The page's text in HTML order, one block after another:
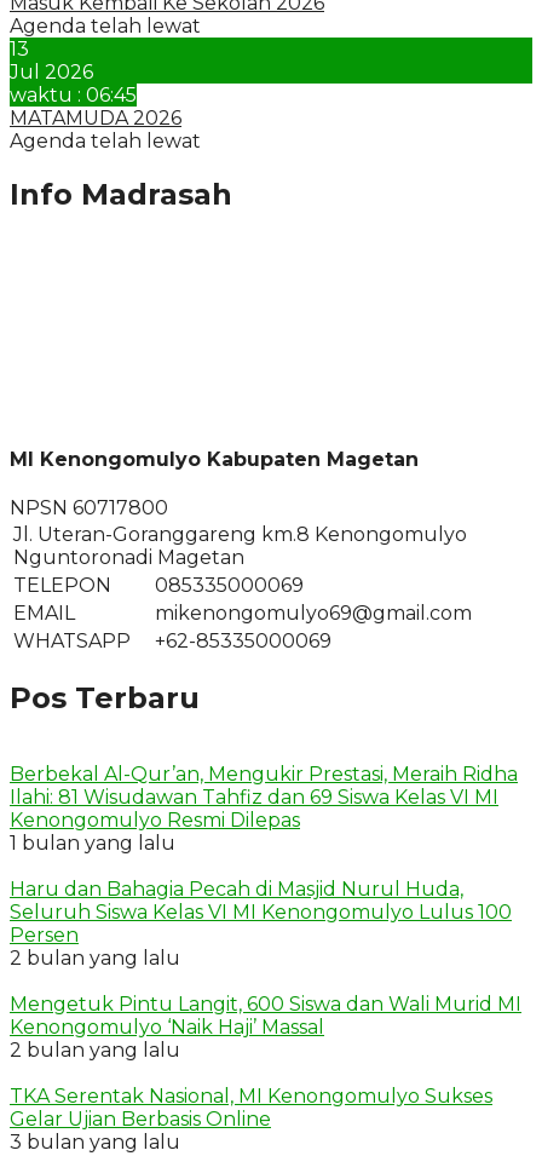
Agenda telah lewat
13
Jul 2026
waktu : 06:45
MATAMUDA 2026
Agenda telah lewat
Info Madrasah
MI Kenongomulyo Kabupaten Magetan
NPSN 60717800
Jl. Uteran-Goranggareng km.8 Kenongomulyo
Nguntoronadi Magetan
TELEPON
085335000069
EMAIL
mikenongomulyo69@gmail.com
WHATSAPP
+62-85335000069
Pos Terbaru
Berbekal Al-Qur’an, Mengukir Prestasi, Meraih Ridha
Ilahi: 81 Wisudawan Tahfiz dan 69 Siswa Kelas VI MI
Kenongomulyo Resmi Dilepas
1 bulan yang lalu
Haru dan Bahagia Pecah di Masjid Nurul Huda,
Seluruh Siswa Kelas VI MI Kenongomulyo Lulus 100
Persen
2 bulan yang lalu
Mengetuk Pintu Langit, 600 Siswa dan Wali Murid MI
Kenongomulyo ‘Naik Haji’ Massal
2 bulan yang lalu
TKA Serentak Nasional, MI Kenongomulyo Sukses
Gelar Ujian Berbasis Online
3 bulan yang lalu